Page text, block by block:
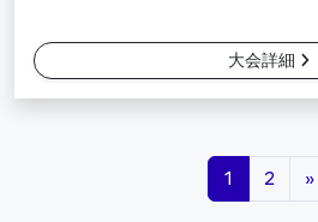
大会詳細
投稿ナビゲーション
1 2 »